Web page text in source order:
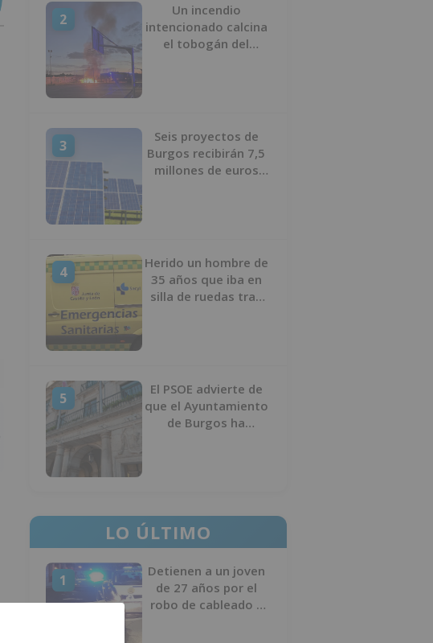
2
Un incendio
intencionado calcina
el tobogán del
3
Seis proyectos de
Burgos recibirán 7,5
millones de euros
4
Herido un hombre de
35 años que iba en
silla de ruedas tras
5
El PSOE advierte de
que el Ayuntamiento
de Burgos ha
LO ÚLTIMO
1
Detienen a un joven
de 27 años por el
robo de cableado y